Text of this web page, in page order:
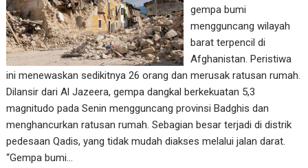
gempa bumi
mengguncang wilayah
barat terpencil di
Afghanistan. Peristiwa
ini menewaskan sedikitnya 26 orang dan merusak ratusan rumah.
Dilansir dari Al Jazeera, gempa dangkal berkekuatan 5,3
magnitudo pada Senin mengguncang provinsi Badghis dan
menghancurkan ratusan rumah. Sebagian besar terjadi di distrik
pedesaan Qadis, yang tidak mudah diakses melalui jalan darat.
“Gempa bumi…